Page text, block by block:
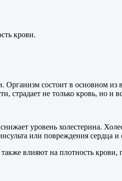
крови.
Организм состоит в основном
страдает не только кровь, но и
уровень холестерина.
или повреждения сердца и
влияют на плотность крови,